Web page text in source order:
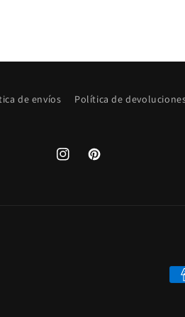
de envíos Política de
InstagramPinterest